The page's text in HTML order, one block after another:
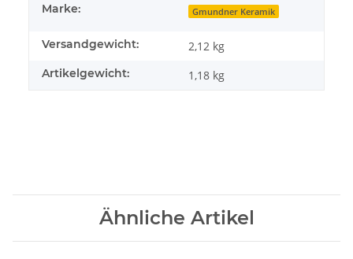
Marke: Gmundner Keramik
Versandgewicht: 2,12 kg
Artikelgewicht: 1,18 kg
Ähnliche Artikel